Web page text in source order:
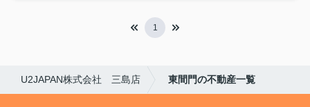
1
U2JAPAN株式会社 三島店 東間門の不動産一覧